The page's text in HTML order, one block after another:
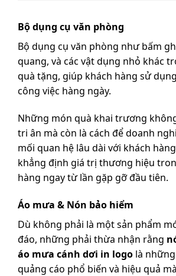
Bộ dụng cụ văn phòng
Bộ dụng cụ văn phòng như bấm
quang, và các vật dụng nhỏ khác
quà tặng, giúp khách hàng sử
công việc hàng ngày.
Những món quà khai trương
tri ân mà còn là cách để doanh
mối quan hệ lâu dài với khách
khẳng định giá trị thương hiệu
hàng ngay từ lần gặp gỡ đầu tiên.
Áo mưa & Nón bảo hiểm
Dù không phải là một sản phẩm
đáo, những phải thừa nhận rằng
áo mưa cánh dơi in logo là
quảng cáo phổ biến và hiệu quả